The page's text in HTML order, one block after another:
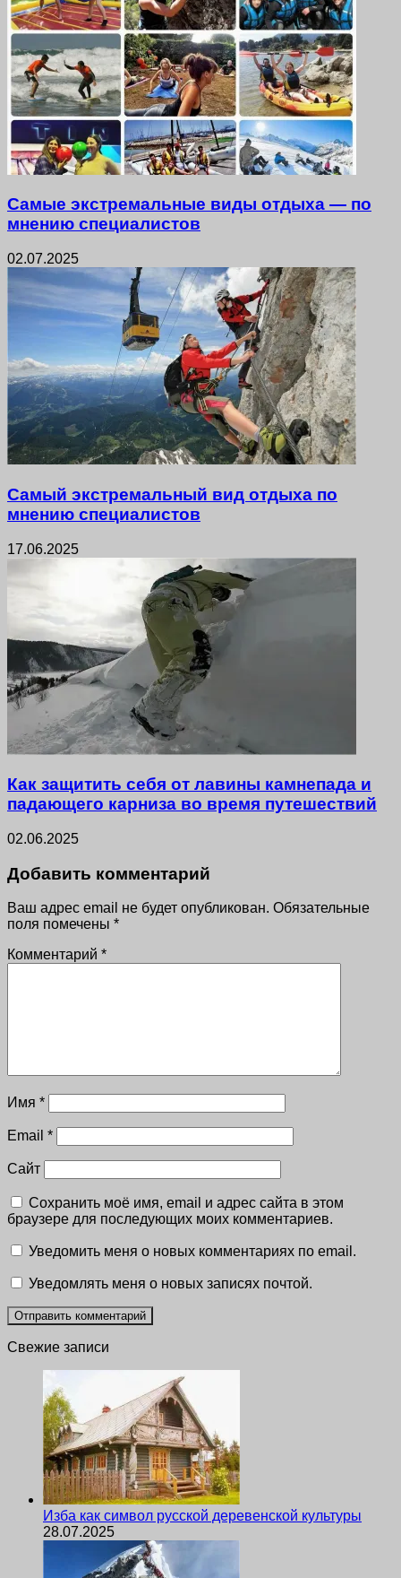
Самые экстремальные виды отдыха — по
мнению специалистов
02.07.2025
Самый экстремальный вид отдыха по
мнению специалистов
17.06.2025
Как защитить себя от лавины камнепада и
падающего карниза во время путешествий
02.06.2025
Добавить комментарий
Ваш адрес email не будет опубликован. Обязательные
поля помечены *
Комментарий *
Имя *
Email *
Сайт
Сохранить моё имя, email и адрес сайта в этом
браузере для последующих моих комментариев.
Уведомить меня о новых комментариях по email.
Уведомлять меня о новых записях почтой.
Свежие записи
Изба как символ русской деревенской культуры
28.07.2025